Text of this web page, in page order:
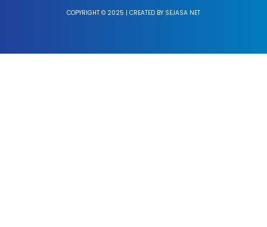
COPYRIGHT © 2025 | CREATED BY SEJASA NET